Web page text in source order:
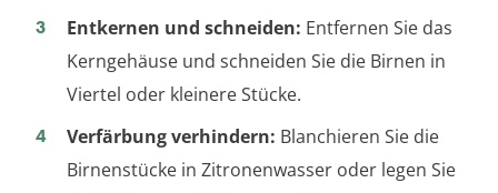
Entkernen und schneiden: Entfernen Sie das
Kerngehäuse und schneiden Sie die Birnen in
Viertel oder kleinere Stücke.
Verfärbung verhindern: Blanchieren Sie die
Birnenstücke in Zitronenwasser oder legen Sie